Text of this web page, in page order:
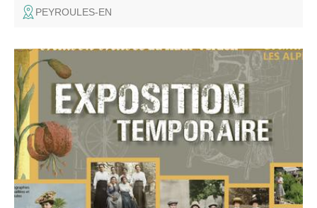
PEYROULES-EN
Vêtements et accessoires de dames en haute vallée du
Verdon (1830-1950). La mode féminine est sûrement
moins terne que ce que vous l’imaginez ! Nos
photographies de famille donnent l’image d’une vie
austère, en noir et blanc. Et pourtant !